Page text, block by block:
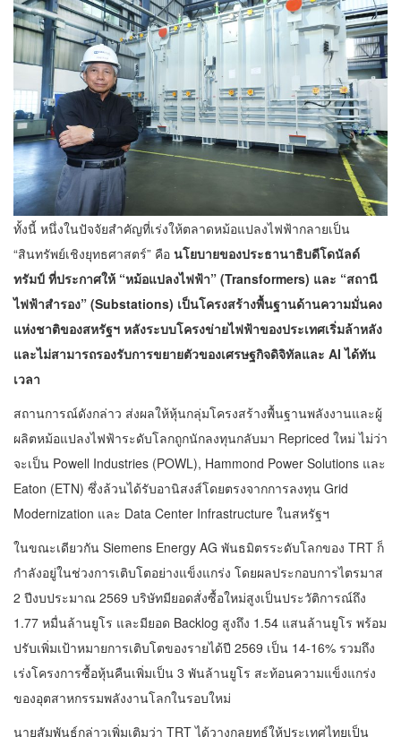
ทั้งนี้ หนึ่งในปัจจัยสำคัญที่เร่งให้ตลาดหม้อแปลงไฟฟ้ากลายเป็น
“สินทรัพย์เชิงยุทธศาสตร์” คือ นโยบายของประธานาธิบดีโดนัลด์
ทรัมป์ ที่ประกาศให้ “หม้อแปลงไฟฟ้า” (Transformers) และ “สถานี
ไฟฟ้าสำรอง” (Substations) เป็นโครงสร้างพื้นฐานด้านความมั่นคง
แห่งชาติของสหรัฐฯ หลังระบบโครงข่ายไฟฟ้าของประเทศเริ่มล้าหลัง
และไม่สามารถรองรับการขยายตัวของเศรษฐกิจดิจิทัลและ AI ได้ทัน
เวลา
สถานการณ์ดังกล่าว ส่งผลให้หุ้นกลุ่มโครงสร้างพื้นฐานพลังงานและผู้
ผลิตหม้อแปลงไฟฟ้าระดับโลกถูกนักลงทุนกลับมา Repriced ใหม่ ไม่ว่า
จะเป็น Powell Industries (POWL), Hammond Power Solutions และ
Eaton (ETN) ซึ่งล้วนได้รับอานิสงส์โดยตรงจากการลงทุน Grid
Modernization และ Data Center Infrastructure ในสหรัฐฯ
ในขณะเดียวกัน Siemens Energy AG พันธมิตรระดับโลกของ TRT ก็
กำลังอยู่ในช่วงการเติบโตอย่างแข็งแกร่ง โดยผลประกอบการไตรมาส
2 ปีงบประมาณ 2569 บริษัทมียอดสั่งซื้อใหม่สูงเป็นประวัติการณ์ถึง
1.77 หมื่นล้านยูโร และมียอด Backlog สูงถึง 1.54 แสนล้านยูโร พร้อม
ปรับเพิ่มเป้าหมายการเติบโตของรายได้ปี 2569 เป็น 14-16% รวมถึง
เร่งโครงการซื้อหุ้นคืนเพิ่มเป็น 3 พันล้านยูโร สะท้อนความแข็งแกร่ง
ของอุตสาหกรรมพลังงานโลกในรอบใหม่
นายสัมพันธ์กล่าวเพิ่มเติมว่า TRT ได้วางกลยุทธ์ให้ประเทศไทยเป็น